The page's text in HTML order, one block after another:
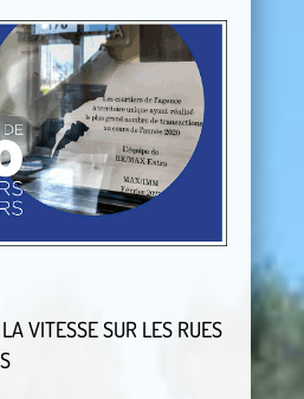
VITESSE SUR LES RUES